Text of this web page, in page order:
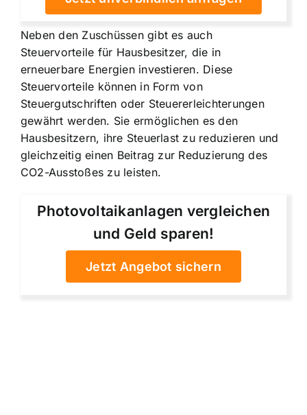
Neben den Zuschüssen gibt es auch
Steuervorteile für Hausbesitzer, die in
erneuerbare Energien investieren. Diese
Steuervorteile können in Form von
Steuergutschriften oder Steuererleichterungen
gewährt werden. Sie ermöglichen es den
Hausbesitzern, ihre Steuerlast zu reduzieren und
gleichzeitig einen Beitrag zur Reduzierung des
CO2-Ausstoßes zu leisten.
Photovoltaikanlagen vergleichen
und Geld sparen!
Jetzt Angebot sichern